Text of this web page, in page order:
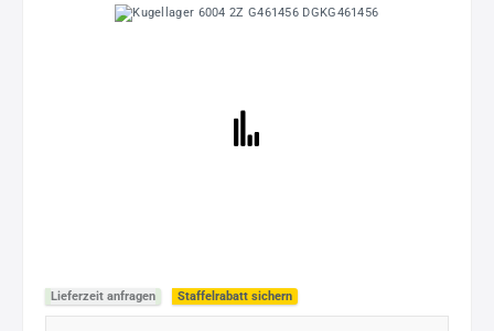
Bildergalerie überspringen
Lieferzeit anfragen Staffelrabatt sichern